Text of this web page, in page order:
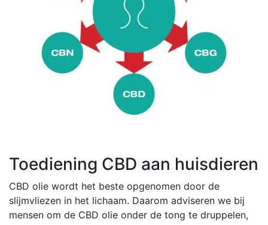
Toediening CBD aan huisdieren
CBD olie wordt het beste opgenomen door de
slijmvliezen in het lichaam. Daarom adviseren we bij
mensen om de CBD olie onder de tong te druppelen,